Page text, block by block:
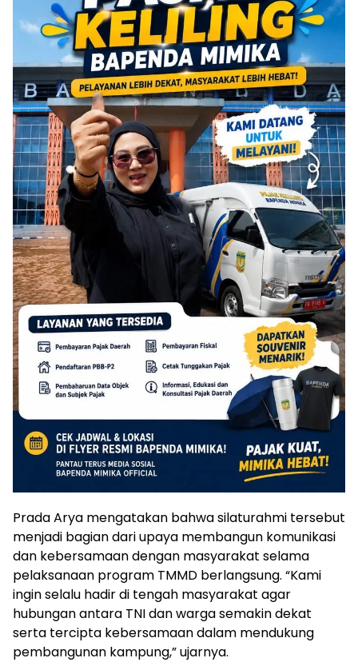
Prada Arya mengatakan bahwa silaturahmi tersebut
menjadi bagian dari upaya membangun komunikasi
dan kebersamaan dengan masyarakat selama
pelaksanaan program TMMD berlangsung. “Kami
ingin selalu hadir di tengah masyarakat agar
hubungan antara TNI dan warga semakin dekat
serta tercipta kebersamaan dalam mendukung
pembangunan kampung,” ujarnya.